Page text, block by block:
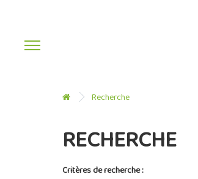
Recherche
RECHERCHE
Critères de recherche :